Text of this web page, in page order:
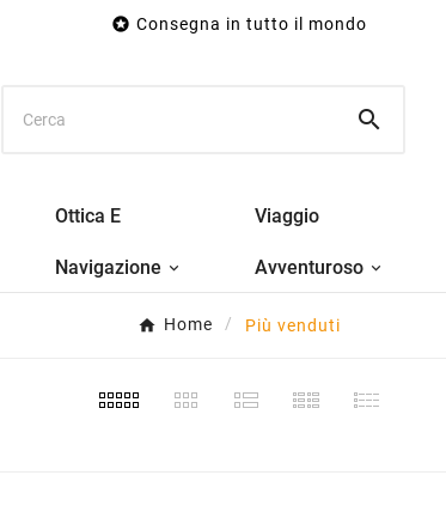
 Consegna in tutto il mondo

Ottica E
Navigazione
Viaggio
Avventuroso
Home Più venduti